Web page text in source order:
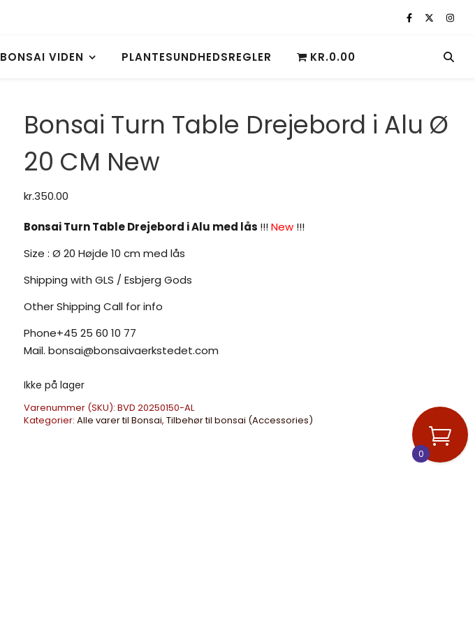
BONSAI VIDEN PLANTESUNDHEDSREGLER KR.0.00
Bonsai Turn Table Drejebord i Alu Ø
20 CM New
kr.350.00
Bonsai Turn Table Drejebord i Alu med lås !!!New!!!
Size : Ø 20 Højde 10 cm med lås
Shipping with GLS / Esbjerg Gods
Other Shipping Call for info
Phone+45 25 60 10 77
Mail. bonsai@bonsaivaerkstedet.com
Ikke på lager
Varenummer (SKU): BVD 20250150-AL
Kategorier: Alle varer til Bonsai, Tilbehør til bonsai (Accessories)
0